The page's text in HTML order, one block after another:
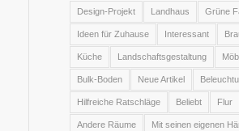
Design-Projekt Landhaus Grüne
Ideen für Zuhause Interessant
Küche Landschaftsgestaltung
Bulk-Boden Neue Artikel
Hilfreiche Ratschläge Beliebt Flur
Andere Räume Mit seinen eigenen